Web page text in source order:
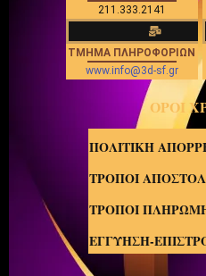
211.333.2141
ΤΜΗΜΑ ΠΛΗΡΟΦΟΡΙΩΝ
www.info@3d-sf.gr
ΟΡΟΙ
ΠΟΛΙΤΙΚΗ
ΤΡΟΠΟΙ
ΤΡΟΠΟΙ
ΕΓΓΥΗΣΗ-